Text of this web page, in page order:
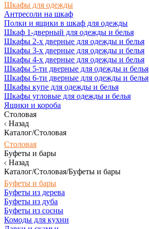
Шкафы для одежды
Антресоли на шкаф
Полки и ящики в шкаф для одежды
Шкаф 1-дверный для одежды и белья
Шкафы 2-х дверные для одежды и белья
Шкафы 3-х дверные для одежды и белья
Шкафы 4-х дверные для одежды и белья
Шкафы 5-ти дверные для одежды и белья
Шкафы 6-ти дверные для одежды и белья
Шкафы купе для одежды и белья
Шкафы угловые для одежды и белья
Ящики и короба
Столовая
Назад
Каталог/Столовая
Столовая
Буфеты и бары
Назад
Каталог/Столовая/Буфеты и бары
Буфеты и бары
Буфеты из дерева
Буфеты из дуба
Буфеты из сосны
Комоды для кухни